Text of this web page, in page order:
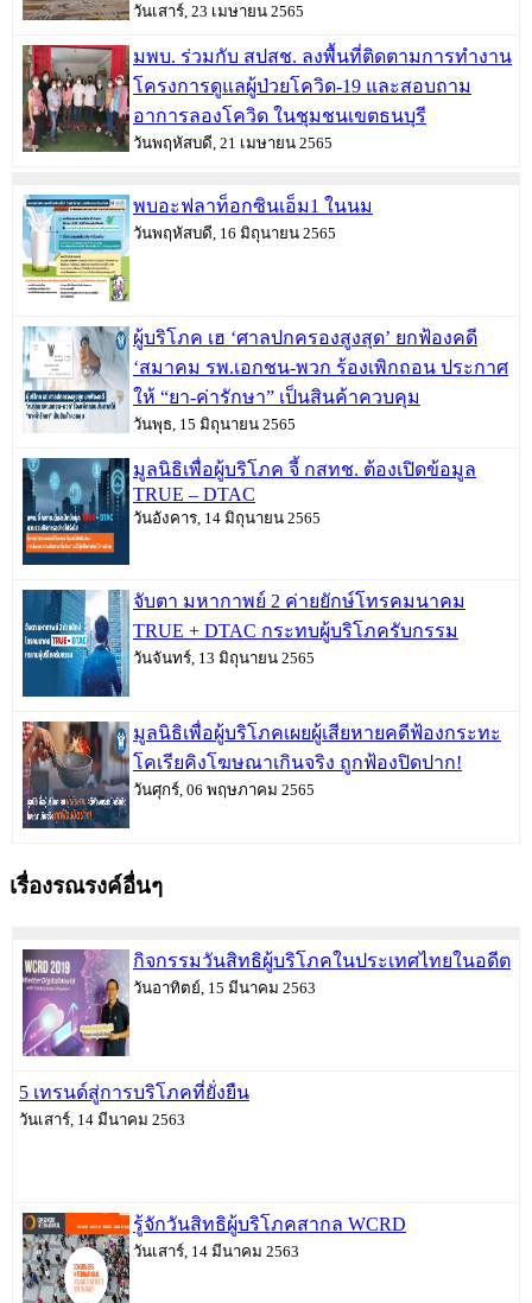
วันเสาร์, 23 เมษายน 2565
มพบ. ร่วมกับ สปสช. ลงพื้นที่ติดตามการทำงาน
โครงการดูแลผู้ป่วยโควิด-19 และสอบถาม
อาการลองโควิด ในชุมชนเขตธนบุรี
วันพฤหัสบดี, 21 เมษายน 2565
พบอะฟลาท็อกซินเอ็ม1 ในนม
วันพฤหัสบดี, 16 มิถุนายน 2565
ผู้บริโภค เฮ ‘ศาลปกครองสูงสุด’ ยกฟ้องคดี
‘สมาคม รพ.เอกชน-พวก ร้องเพิกถอน ประกาศ
ให้ “ยา-ค่ารักษา” เป็นสินค้าควบคุม
วันพุธ, 15 มิถุนายน 2565
มูลนิธิเพื่อผู้บริโภค จี้ กสทช. ต้องเปิดข้อมูล
TRUE – DTAC
วันอังคาร, 14 มิถุนายน 2565
จับตา มหากาพย์ 2 ค่ายยักษ์โทรคมนาคม
TRUE + DTAC กระทบผู้บริโภครับกรรม
วันจันทร์, 13 มิถุนายน 2565
มูลนิธิเพื่อผู้บริโภคเผยผู้เสียหายคดีฟ้องกระทะ
โคเรียคิงโฆษณาเกินจริง ถูกฟ้องปิดปาก!
วันศุกร์, 06 พฤษภาคม 2565
เรื่องรณรงค์อื่นๆ
กิจกรรมวันสิทธิผู้บริโภคในประเทศไทยในอดีต
วันอาทิตย์, 15 มีนาคม 2563
5 เทรนด์สู่การบริโภคที่ยั่งยืน
วันเสาร์, 14 มีนาคม 2563
รู้จักวันสิทธิผู้บริโภคสากล WCRD
วันเสาร์, 14 มีนาคม 2563